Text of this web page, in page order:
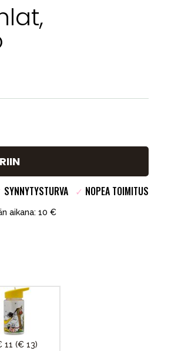
SYNNYTYSTURVA ✓ NOPEA TOIMITUS
aikana: 10 €
11 (€ 13)